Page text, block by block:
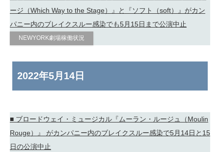
ージ（Which Way to the Stage）』と『ソフト（soft）』がカン
パニー内のブレイクスルー感染でも5月15日まで公演中止
NEWYORK劇場稼働状況
2022年5月14日
■ ブロードウェイ・ミュージカル『ムーラン・ルージュ（Moulin
Rouge）』 がカンパニー内のブレイクスルー感染で5月14日と15
日の公演中止